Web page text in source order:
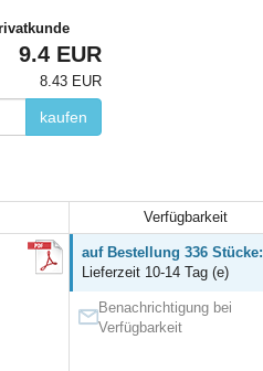
9.4 EUR
8.43 EUR
kaufen
Verfügbarkeit
auf Bestellung 336 Stücke:
Lieferzeit 10-14 Tag (e)
Benachrichtigung bei
Verfügbarkeit